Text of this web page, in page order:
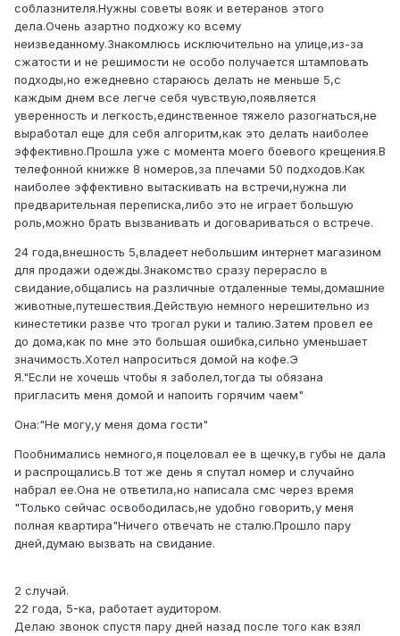
соблазнителя.Нужны советы вояк и ветеранов этого
дела.Очень азартно подхожу ко всему
неизведанному.Знакомлюсь исключительно на улице,из-за
сжатости и не решимости не особо получается штамповать
подходы,но ежедневно стараюсь делать не меньше 5,с
каждым днем все легче себя чувствую,появляется
уверенность и легкость,единственное тяжело разогнаться,не
выработал еще для себя алгоритм,как это делать наиболее
эффективно.Прошла уже с момента моего боевого крещения.В
телефонной книжке 8 номеров,за плечами 50 подходов.Как
наиболее эффективно вытаскивать на встречи,нужна ли
предварительная переписка,либо это не играет большую
роль,можно брать вызванивать и договариваться о встрече.
24 года,внешность 5,владеет небольшим интернет магазином
для продажи одежды.Знакомство сразу перерасло в
свидание,общались на различные отдаленные темы,домашние
животные,путешествия.Действую немного нерешительно из
кинестетики разве что трогал руки и талию.Затем провел ее
до дома,как по мне это большая ошибка,сильно уменьшает
значимость.Хотел напроситься домой на кофе.Э
Я."Если не хочешь чтобы я заболел,тогда ты обязана
пригласить меня домой и напоить горячим чаем"
Она:"Не могу,у меня дома гости"
Пообнимались немного,я поцеловал ее в щечку,в губы не дала
и распрощались.В тот же день я спутал номер и случайно
набрал ее.Она не ответила,но написала смс через время
"Только сейчас освободилась,не удобно говорить,у меня
полная квартира"Ничего отвечать не сталю.Прошло пару
дней,думаю вызвать на свидание.
2 случай.
22 года, 5-ка, работает аудитором.
Делаю звонок спустя пару дней назад после того как взял